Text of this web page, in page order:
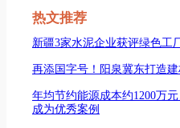
热文推荐
新疆3家水泥企业获评绿色工
再添国字号！阳泉冀东打造
年均节约能源成本约1200万
成为优秀案例